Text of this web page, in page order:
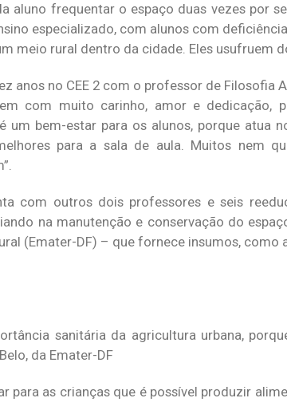
aluno frequentar o espaço duas vezes por
especializado, com alunos com
meio rural dentro da cidade. Eles usufruem
anos no CEE 2 com o professor de Filosofia
com muito carinho, amor e dedicação,
um bem-estar para os alunos, porque atua
para a sala de aula. Muitos nem
com outros dois professores e seis
na manutenção e conservação do
(Emater-DF) – que fornece insumos,
sanitária da agricultura urbana,
da Emater-DF
para as crianças que é possível produzir